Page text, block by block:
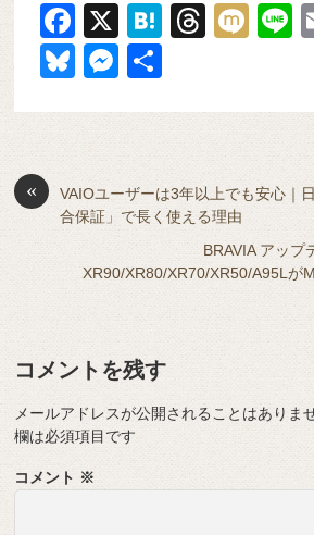
F
a
c
e
o
o
k
X
H
n
T
a
d
s
M
Bl
y
M
n
g
er
«
VAIOユーザーは3年以上でも安心｜
合保証」で長く使える理由
BRAVIA アップ
XR90/XR80/XR70/XR50/A95Lが
コメントを残す
メールアドレスが公開されることはありま
欄は必須項目です
コメント ※